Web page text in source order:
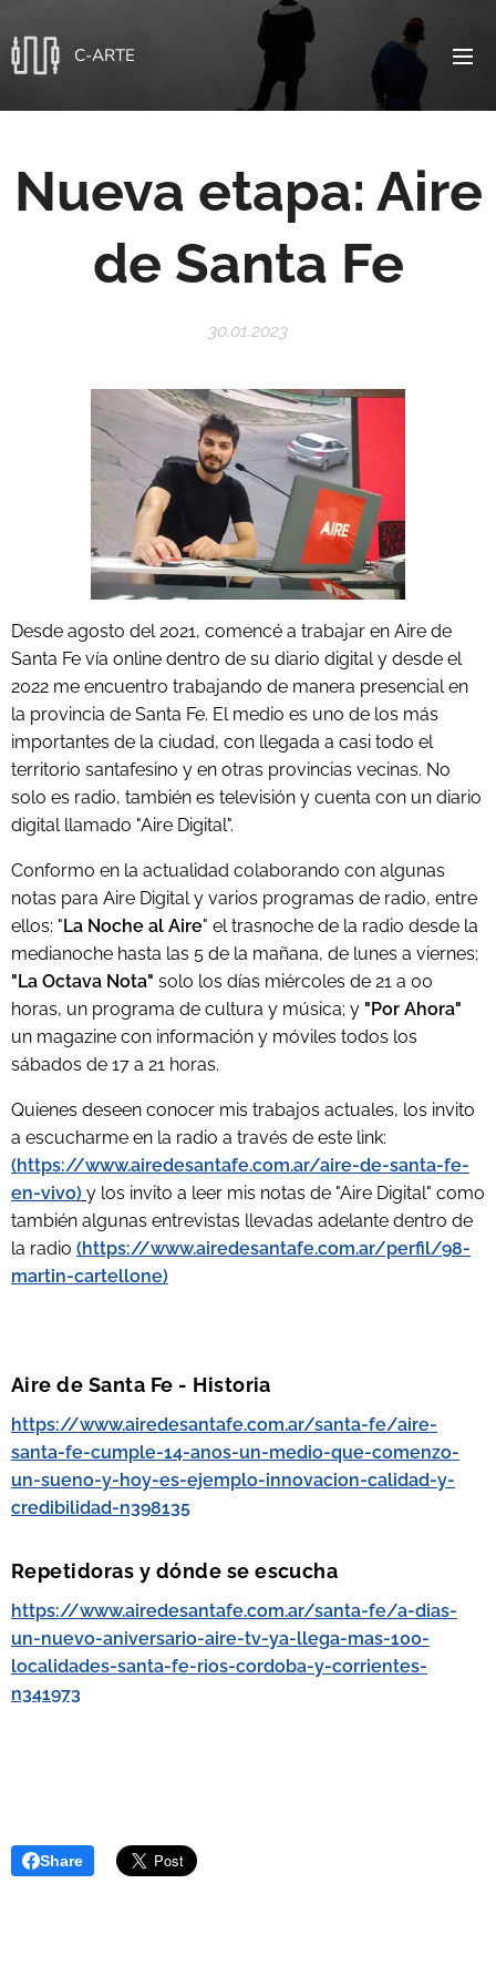
C-ARTE
Nueva etapa: Aire
de Santa Fe
30.01.2023
Desde agosto del 2021, comencé a trabajar en Aire de
Santa Fe vía online dentro de su diario digital y desde el
2022 me encuentro trabajando de manera presencial en
la provincia de Santa Fe. El medio es uno de los más
importantes de la ciudad, con llegada a casi todo el
territorio santafesino y en otras provincias vecinas. No
solo es radio, también es televisión y cuenta con un diario
digital llamado "Aire Digital".
Conformo en la actualidad colaborando con algunas
notas para Aire Digital y varios programas de radio, entre
ellos: " La Noche al Aire" el trasnoche de la radio desde la
medianoche hasta las 5 de la mañana, de lunes a viernes;
"La Octava Nota" solo los días miércoles de 21 a 00
horas, un programa de cultura y música; y "Por Ahora"
un magazine con información y móviles todos los
sábados de 17 a 21 horas.
Quienes deseen conocer mis trabajos actuales, los invito
a escucharme en la radio a través de este link:
(https://www.airedesantafe.com.ar/aire-de-santa-fe-
en-vivo) y los invito a leer mis notas de "Aire Digital" como
también algunas entrevistas llevadas adelante dentro de
la radio (https://www.airedesantafe.com.ar/perfil/98-
martin-cartellone)
Aire de Santa Fe - Historia
https://www.airedesantafe.com.ar/santa-fe/aire-
santa-fe-cumple-14-anos-un-medio-que-comenzo-
un-sueno-y-hoy-es-ejemplo-innovacion-calidad-y-
credibilidad-n398135
Repetidoras y dónde se escucha
https://www.airedesantafe.com.ar/santa-fe/a-dias-
un-nuevo-aniversario-aire-tv-ya-llega-mas-100-
localidades-santa-fe-rios-cordoba-y-corrientes-
n341973
Share